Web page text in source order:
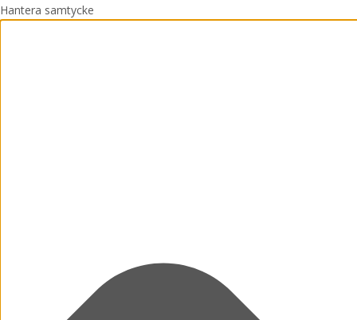
Hantera samtycke